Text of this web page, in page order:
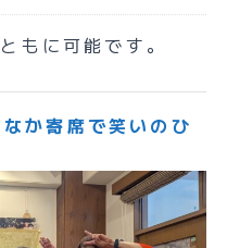
もに可能です。
か寄席で笑いのひ